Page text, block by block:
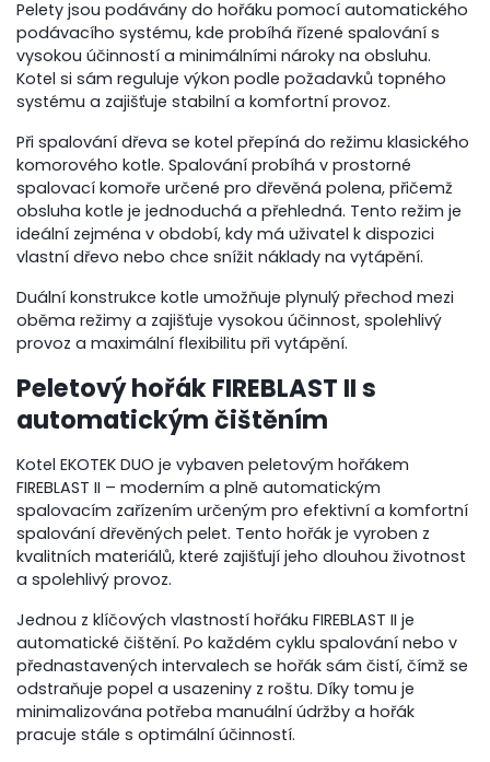
Pelety jsou podávány do hořáku pomocí automatického
podávacího systému, kde probíhá řízené spalování s
vysokou účinností a minimálními nároky na obsluhu.
Kotel si sám reguluje výkon podle požadavků topného
systému a zajišťuje stabilní a komfortní provoz.
Při spalování dřeva se kotel přepíná do režimu klasického
komorového kotle. Spalování probíhá v prostorné
spalovací komoře určené pro dřevěná polena, přičemž
obsluha kotle je jednoduchá a přehledná. Tento režim je
ideální zejména v období, kdy má uživatel k dispozici
vlastní dřevo nebo chce snížit náklady na vytápění.
Duální konstrukce kotle umožňuje plynulý přechod mezi
oběma režimy a zajišťuje vysokou účinnost, spolehlivý
provoz a maximální flexibilitu při vytápění.
Peletový hořák FIREBLAST II s
automatickým čištěním
Kotel EKOTEK DUO je vybaven peletovým hořákem
FIREBLAST II – moderním a plně automatickým
spalovacím zařízením určeným pro efektivní a komfortní
spalování dřevěných pelet. Tento hořák je vyroben z
kvalitních materiálů, které zajišťují jeho dlouhou životnost
a spolehlivý provoz.
Jednou z klíčových vlastností hořáku FIREBLAST II je
automatické čištění. Po každém cyklu spalování nebo v
přednastavených intervalech se hořák sám čistí, čímž se
odstraňuje popel a usazeniny z roštu. Díky tomu je
minimalizována potřeba manuální údržby a hořák
pracuje stále s optimální účinností.